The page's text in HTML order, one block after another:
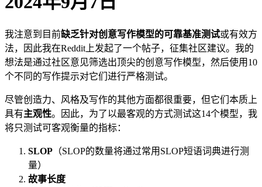
我注意到目前缺乏针对创意写作模型的可靠基准测试或有效方
法，因此我在Reddit上发起了一个帖子，征集社区建议。我的
想法是通过社区意见筛选出顶尖的创意写作模型，然后使用10
个不同的写作提示对它们进行严格测试。
尽管创造力、风格及写作的其他方面都很重要，但它们本质上
具有主观性。因此，为了以最客观的方式测试这14个模型，我
将只测试可客观衡量的指标：
SLOP （SLOP的数量将通过常用SLOP短语词典进行测
量）
故事长度